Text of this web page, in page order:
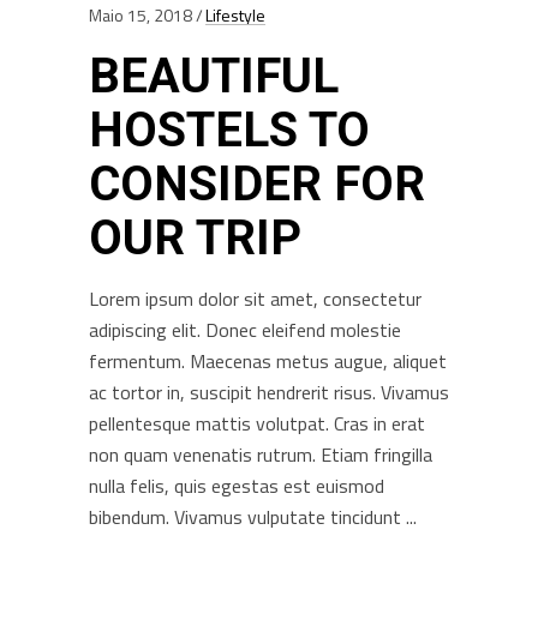
Maio 15, 2018 Lifestyle
BEAUTIFUL
HOSTELS TO
CONSIDER FOR
OUR TRIP
Lorem ipsum dolor sit amet, consectetur
adipiscing elit. Donec eleifend molestie
fermentum. Maecenas metus augue, aliquet
ac tortor in, suscipit hendrerit risus. Vivamus
pellentesque mattis volutpat. Cras in erat
non quam venenatis rutrum. Etiam fringilla
nulla felis, quis egestas est euismod
bibendum. Vivamus vulputate tincidunt